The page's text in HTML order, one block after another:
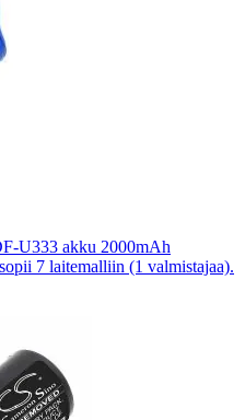
U333 akku 2000mAh
7 laitemalliin (1 valmistajaa).